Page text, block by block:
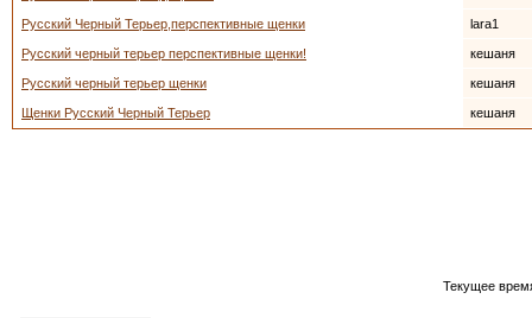
Русский Черный Терьер,перспективные щенки lara1
Русский черный терьер перспективные щенки! кешаня
Русский черный терьер щенки кешаня
Щенки Русский Черный Терьер кешаня
Текущее